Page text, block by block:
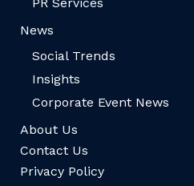
News
Social Trends
Insights
Corporate Event News
About Us
Contact Us
Privacy Policy